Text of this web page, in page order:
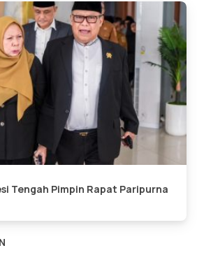
Tengah Pimpin Rapat Paripurna